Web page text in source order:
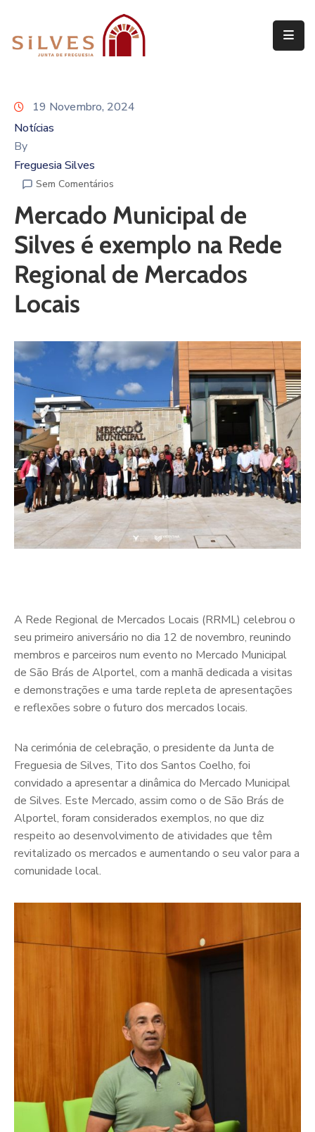
de
Freguesia
Assembleia
Freguesia
Projetos
19 Novembro, 2024
Notícias
By
Freguesia Silves
Sem Comentários
Mercado Municipal de
Silves é exemplo na Rede
Regional de Mercados
Locais
A Rede Regional de Mercados Locais (RRML) celebrou o
seu primeiro aniversário no dia 12 de novembro, reunindo
membros e parceiros num evento no Mercado Municipal
de São Brás de Alportel, com a manhã dedicada a visitas
e demonstrações e uma tarde repleta de apresentações
e reflexões sobre o futuro dos mercados locais.
Na cerimónia de celebração, o presidente da Junta de
Freguesia de Silves, Tito dos Santos Coelho, foi
convidado a apresentar a dinâmica do Mercado Municipal
de Silves. Este Mercado, assim como o de São Brás de
Alportel, foram considerados exemplos, no que diz
respeito ao desenvolvimento de atividades que têm
revitalizado os mercados e aumentando o seu valor para a
comunidade local.